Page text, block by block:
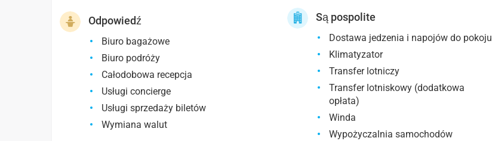
Odpowiedź
Biuro bagażowe
Biuro podróży
Całodobowa recepcja
Usługi concierge
Usługi sprzedaży biletów
Wymiana walut
Są pospolite
Dostawa jedzenia i napojów do pokoju
Klimatyzator
Transfer lotniczy
Transfer lotniskowy (dodatkowa
opłata)
Winda
Wypożyczalnia samochodów